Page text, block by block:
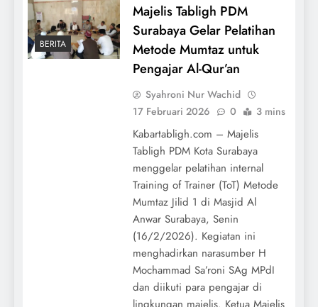
BERITA
Majelis Tabligh PDM
Surabaya Gelar Pelatihan
Metode Mumtaz untuk
Pengajar Al-Qur’an
Syahroni Nur Wachid
17 Februari 2026
0 3 mins
Kabartabligh.com – Majelis
Tabligh PDM Kota Surabaya
menggelar pelatihan internal
Training of Trainer (ToT) Metode
Mumtaz Jilid 1 di Masjid Al
Anwar Surabaya, Senin
(16/2/2026). Kegiatan ini
menghadirkan narasumber H
Mochammad Sa’roni SAg MPdI
dan diikuti para pengajar di